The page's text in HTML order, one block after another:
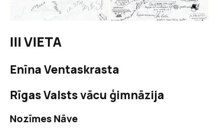
III VIETA
Enīna Ventaskrasta
Rīgas Valsts vācu ģimnāzija
Nozīmes Nāve